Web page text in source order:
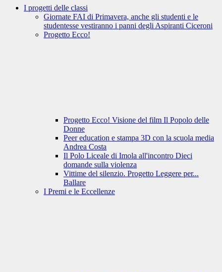
I progetti delle classi
Giornate FAI di Primavera, anche gli studenti e le
studentesse vestiranno i panni degli Aspiranti Ciceroni
Progetto Ecco!
Progetto Ecco! Visione del film Il Popolo delle
Donne
Peer education e stampa 3D con la scuola media
Andrea Costa
Il Polo Liceale di Imola all'incontro Dieci
domande sulla violenza
Vittime del silenzio. Progetto Leggere per...
Ballare
I Premi e le Eccellenze